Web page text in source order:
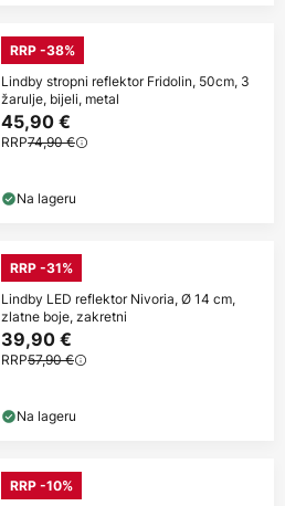
RRP -38%
Lindby stropni reflektor Fridolin, 50cm, 3
žarulje, bijeli, metal
45,90 €
RRP74,90 €
Na lageru
RRP -31%
Lindby LED reflektor Nivoria, Ø 14 cm,
zlatne boje, zakretni
39,90 €
RRP57,90 €
Na lageru
RRP -10%